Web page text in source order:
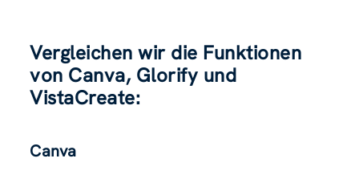
Vergleichen wir die Funktionen
von Canva, Glorify und
VistaCreate:
Canva